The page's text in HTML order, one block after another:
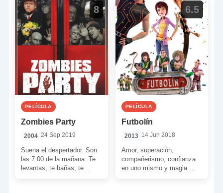
su […]
8
PELÍCULA
Zombies Party
2004 24 Sep 2019
Suena el despertador. Son
las 7:00 de la mañana. Te
levantas, te bañas, te
6.5
PELÍCULA
Futbolín
2013 14 Jun 2018
Amor, superación,
compañerismo, confianza
en uno mismo y magia.